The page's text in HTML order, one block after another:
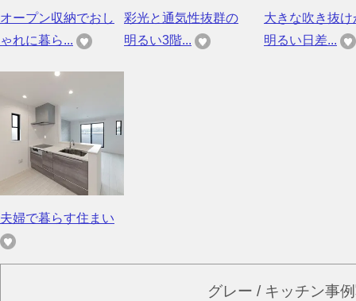
オープン収納でおし
ゃれに暮ら...
彩光と通気性抜群の
明るい3階...
大きな吹き抜け
明るい日差...
夫婦で暮らす住まい
グレー / キッチン事